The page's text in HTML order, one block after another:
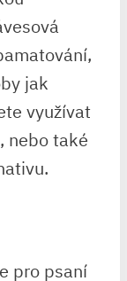
jak
využívat
nebo také
pro psaní